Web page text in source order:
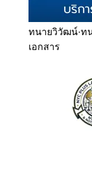
ทนายวิวัฒน์·ท
เอกสาร